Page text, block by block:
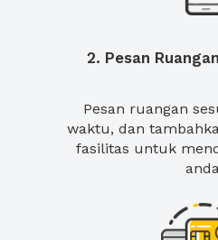
2. Pesan
Pesan ruangan
waktu, dan
fasilitas untuk